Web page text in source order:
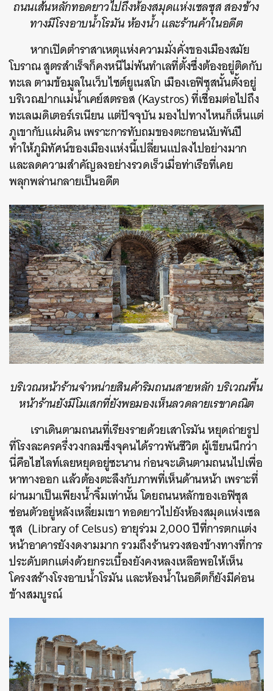
ถนนเส้นหลักทอดยาวไปถึงห้องสมุดแห่งเซลซุส สองข้าง
ทางมีโรงอาบน้ำโรมัน ห้องน้ำ และร้านค้าในอดีต
หากเปิดตำราสาเหตุแห่งความมั่งคั่งของเมืองสมัย
โบราณ สูตรสำเร็จก็คงหนีไม่พ้นทำเลที่ตั้งซึ่งต้องอยู่ติดกับ
ทะเล ตามข้อมูลในเว็บไซต์ยูเนสโก เมืองเอฟิซุสนั้นตั้งอยู่
บริเวณปากแม่น้ำเคย์สตรอส (Kaystros) ที่เชื่อมต่อไปถึง
ทะเลเมดิเตอร์เรเนียน แต่ปัจจุบัน มองไปทางไหนก็เห็นแต่
ภูเขากับแผ่นดิน เพราะการทับถมของตะกอนนับพันปี
ทำให้ภูมิทัศน์ของเมืองแห่งนี้เปลี่ยนแปลงไปอย่างมาก
และลดความสำคัญลงอย่างรวดเร็วเมื่อท่าเรือที่เคย
พลุกพล่านกลายเป็นอดีต
บริเวณหน้าร้านจำหน่ายสินค้าริมถนนสายหลัก บริเวณพื้น
หน้าร้านยังมีโมเสกที่ยังพอมองเห็นลวดลายเรขาคณิต
เราเดินตามถนนที่เรียงรายด้วยเสาโรมัน หยุดถ่ายรูป
ที่โรงละครครึ่งวงกลมซึ่งจุคนได้ราวพันชีวิต ผู้เขียนนึกว่า
นี่คือไฮไลท์เลยหยุดอยู่ซะนาน ก่อนจะเดินตามถนนไปเพื่อ
หาทางออก แล้วต้องตะลึงกับภาพที่เห็นด้านหน้า เพราะที่
ผ่านมาเป็นเพียงน้ำจิ้มเท่านั้น โดยถนนหลักของเอฟิซุส
ซ่อนตัวอยู่หลังเหลี่ยมเขา ทอดยาวไปยังห้องสมุดแห่งเซล
ซุส (Library of Celsus) อายุร่วม 2,000 ปีที่การตกแต่ง
หน้าอาคารยังงดงามมาก รวมถึงร้านรวงสองข้างทางที่การ
ประดับตกแต่งด้วยกระเบื้องยังคงหลงเหลือพอให้เห็น
โครงสร้างโรงอาบน้ำโรมัน และห้องน้ำในอดีตก็ยังมีค่อน
ข้างสมบูรณ์